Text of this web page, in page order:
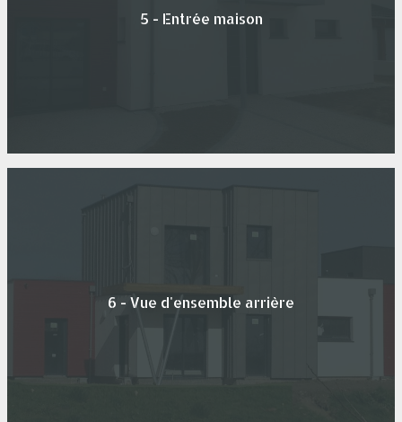
5 - Entrée maison
6 - Vue d'ensemble arrière